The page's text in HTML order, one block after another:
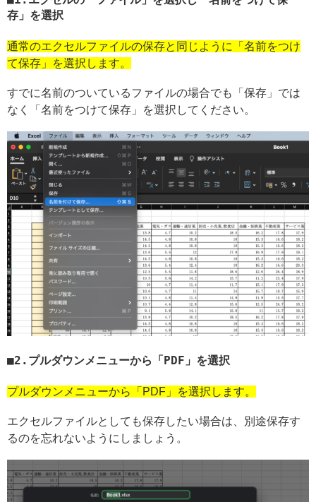
存」を選択
通常のエクセルファイルの保存と同じように「名前をつけ
て保存」を選択します。
すでに名前のついているファイルの場合でも「保存」では
なく「名前をつけて保存」を選択してください。
2.プルダウンメニューから「PDF」を選択
プルダウンメニューから「PDF」を選択します。
エクセルファイルとしても保存したい場合は、別途保存す
るのを忘れないようにしましょう。